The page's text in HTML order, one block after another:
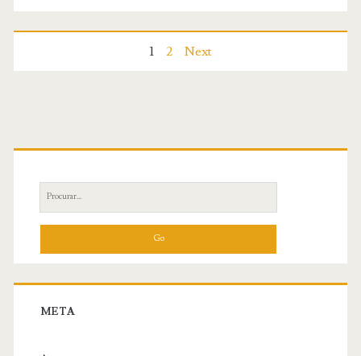
Navegação
1 2 Next
Primary
Sidebar
Search
for:
META